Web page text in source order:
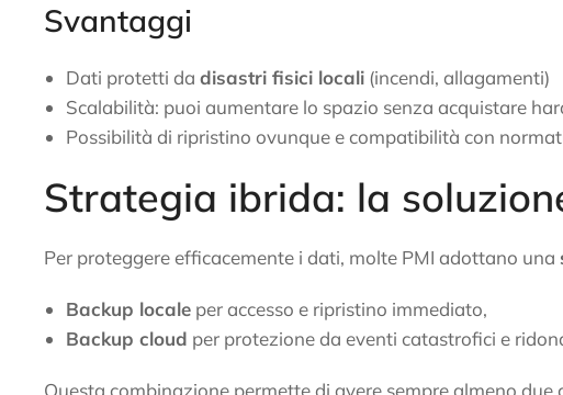
Svantaggi
Dati protetti da disastri fisici locali (incendi, allagamenti)
Scalabilità: puoi aumentare lo spazio senza acquistare
Possibilità di ripristino ovunque e compatibilità con
Strategia ibrida: la
Per proteggere efficacemente i dati, molte PMI adottano una
Backup locale per accesso e ripristino immediato,
Backup cloud per protezione da eventi catastrofici e